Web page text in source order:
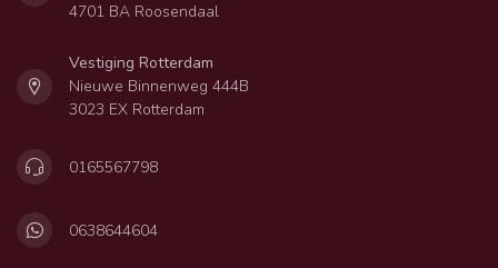
4701 BA Roosendaal
Vestiging Rotterdam
Nieuwe Binnenweg 444B
3023 EX Rotterdam
0165567798
0638644604